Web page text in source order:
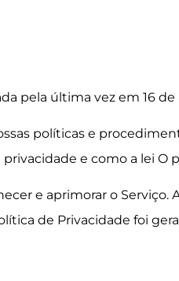
pela última vez em 16 de
políticas e
e como a lei O
e aprimorar o
de Privacidade foi